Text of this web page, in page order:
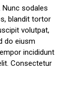
Nunc sodales
blandit tortor
volutpat,
do eiusm
incididunt
Consectetur